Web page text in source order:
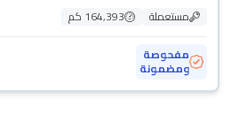
مستعملة
164,393 كم
مفحوصة
ومضمونة